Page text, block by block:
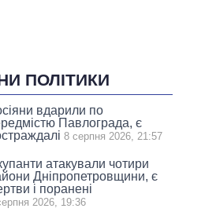
ПОЛІТИКИ
вдарили по
Павлограда, є
8 серпня 2026, 21:57
атакували чотири
Дніпропетровщини, є
і поранені
2026, 19:36